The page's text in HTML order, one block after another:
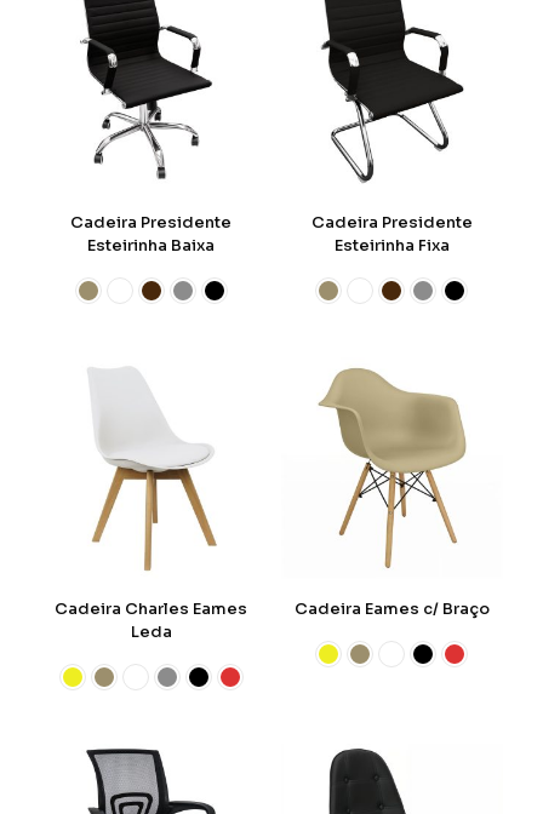
Cadeira Presidente
Esteirinha Baixa
Cadeira Presidente
Esteirinha Fixa
Cadeira Charles Eames
Leda
Cadeira Eames c/ Braço